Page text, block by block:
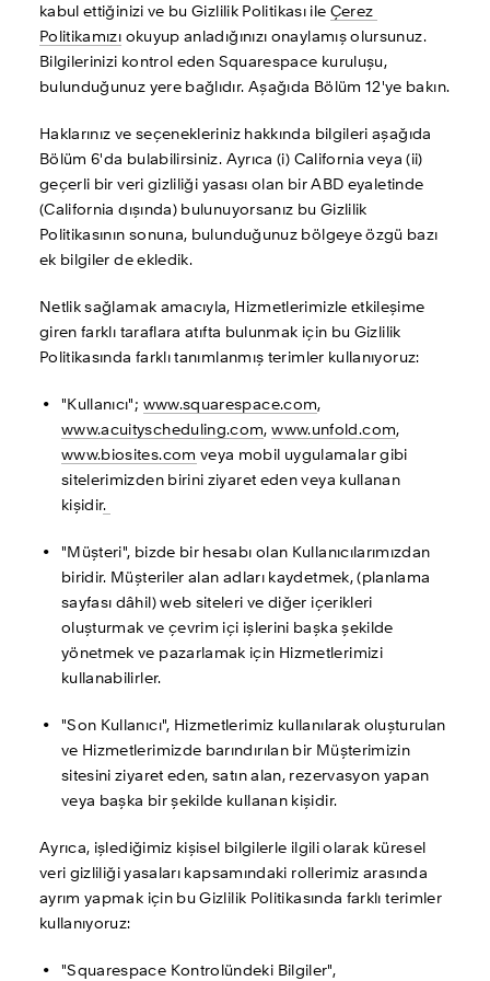
kabul ettiğinizi ve bu Gizlilik Politikası ile Çerez
Politikamızı okuyup anladığınızı onaylamış olursunuz.
Bilgilerinizi kontrol eden Squarespace kuruluşu,
bulunduğunuz yere bağlıdır. Aşağıda Bölüm 12'ye bakın.
Haklarınız ve seçenekleriniz hakkında bilgileri aşağıda
Bölüm 6'da bulabilirsiniz. Ayrıca (i) California veya (ii)
geçerli bir veri gizliliği yasası olan bir ABD eyaletinde
(California dışında) bulunuyorsanız bu Gizlilik
Politikasının sonuna, bulunduğunuz bölgeye özgü bazı
ek bilgiler de ekledik.
Netlik sağlamak amacıyla, Hizmetlerimizle etkileşime
giren farklı taraflara atıfta bulunmak için bu Gizlilik
Politikasında farklı tanımlanmış terimler kullanıyoruz:
"Kullanıcı"; www.squarespace.com
www.acuityscheduling.com, www.unfold.com
www.biosites.com veya mobil uygulamalar gibi
sitelerimizden birini ziyaret eden veya kullanan
kişidir.
"Müşteri", bizde bir hesabı olan Kullanıcılarımızdan
biridir. Müşteriler alan adları kaydetmek, (planlama
sayfası dâhil) web siteleri ve diğer içerikleri
oluşturmak ve çevrim içi işlerini başka şekilde
yönetmek ve pazarlamak için Hizmetlerimizi
kullanabilirler.
"Son Kullanıcı", Hizmetlerimiz kullanılarak oluşturulan
ve Hizmetlerimizde barındırılan bir Müşterimizin
sitesini ziyaret eden, satın alan, rezervasyon yapan
veya başka bir şekilde kullanan kişidir.
Ayrıca, işlediğimiz kişisel bilgilerle ilgili olarak küresel
veri gizliliği yasaları kapsamındaki rollerimiz arasında
ayrım yapmak için bu Gizlilik Politikasında farklı terimler
kullanıyoruz:
"Squarespace Kontrolündeki Bilgiler",